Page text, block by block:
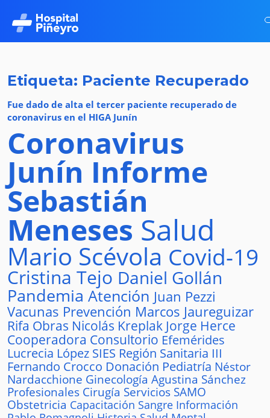
Etiqueta: Paciente Recuperado
Fue dado de alta el tercer paciente recuperado de
coronavirus en el HIGA Junín
Coronavirus
Junín Informe
Sebastián
Meneses Salud
Mario Scévola Covid-19
Cristina Tejo Daniel Gollán
Pandemia Atención Juan Pezzi
Vacunas Prevención Marcos Jaureguizar
Rifa Obras Nicolás Kreplak Jorge Herce
Cooperadora Consultorio Efemérides
Lucrecia López SIES Región Sanitaria III
Fernando Crocco Donación Pediatría Néstor
Nardacchione Ginecología Agustina Sánchez
Profesionales Cirugía Servicios SAMO
Obstetricia Capacitación Sangre Información